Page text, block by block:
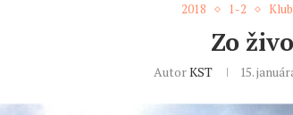
2018 1-2
Zo
AutorKST 15.